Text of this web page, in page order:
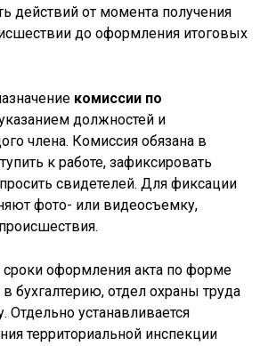
действий от момента получения
до оформления итоговых
комиссии по
должностей и
члена. Комиссия обязана в
к работе, зафиксировать
свидетелей. Для фиксации
фото- или видеосъемку,
сроки оформления акта по форме
бухгалтерию, отдел охраны труда
Отдельно устанавливается
территориальной инспекции